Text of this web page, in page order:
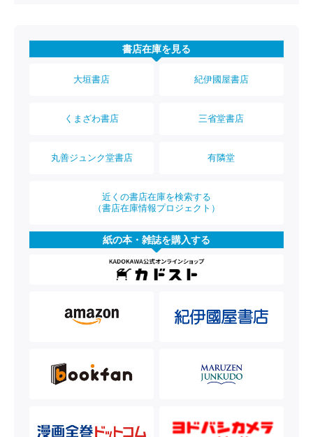
書店在庫を見る
大垣書店 紀伊國屋書店
くまざわ書店 三省堂書店
丸善ジュンク堂書店 有隣堂
近くの書店在庫を検索する
（書店在庫情報プロジェクト）
紙の本・雑誌を購入する